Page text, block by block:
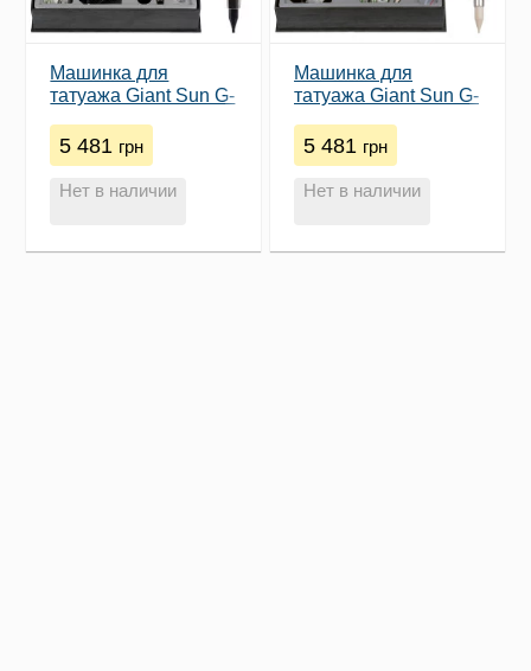
Машинка для
татуажа Giant Sun G-
5 481 грн
Нет в наличии
Машинка для
татуажа Giant Sun G-
5 481 грн
Нет в наличии